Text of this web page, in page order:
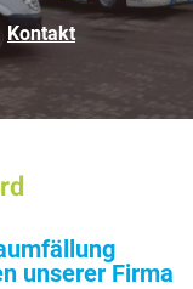
Kontakt
unserer Firma